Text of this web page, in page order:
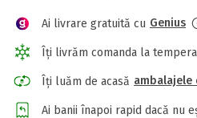
Ai livrare gratuită cu Genius
Îți livrăm comanda la
Îți luăm de acasă ambalajele
Ai banii înapoi rapid dacă nu